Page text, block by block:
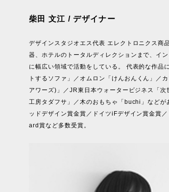
柴田 文江 / デザイナー
デザインスタジオエス代表 エレクトロニクス商
器、ホテルのトータルディレクションまで、イ
に幅広い領域で活動をしている。 代表的な作品
トするソファ」／オムロン「けんおんくん」／
アワーズ)」／JR東日本ウォータービジネス「
工房タダフサ」／木のおもちゃ「buchi」などが
ッドデザイン賞金賞／ドイツiFデザイン賞金賞
ard賞など多数受賞。